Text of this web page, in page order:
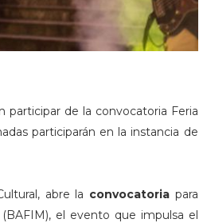
participar de la convocatoria Feria
participarán en la instancia de
abre la convocatoria para
el evento que impulsa el